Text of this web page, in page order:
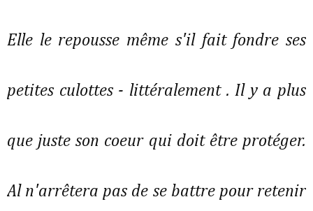
Elle le repousse même s'il fait fondre ses
petites culottes - littéralement . Il y a plus
que juste son coeur qui doit être protéger.
Al n'arrêtera pas de se battre pour retenir